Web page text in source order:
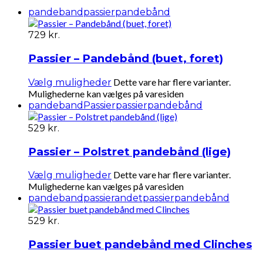
pandeband passierpandebånd
729 kr.
Passier – Pandebånd (buet, foret)
Vælg muligheder Dette vare har flere varianter.
Mulighederne kan vælges på varesiden
pandeband Passierpassierpandebånd
529 kr.
Passier – Polstret pandebånd (lige)
Vælg muligheder Dette vare har flere varianter.
Mulighederne kan vælges på varesiden
pandeband passierandetpassierpandebånd
529 kr.
Passier buet pandebånd med Clinches